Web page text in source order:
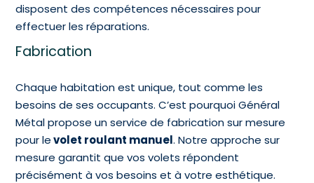
disposent des compétences nécessaires pour
effectuer les réparations.
Fabrication
Chaque habitation est unique, tout comme les
besoins de ses occupants. C’est pourquoi Général
Métal propose un service de fabrication sur mesure
pour levolet roulant manuel. Notre approche sur
mesure garantit que vos volets répondent
précisément à vos besoins et à votre esthétique.